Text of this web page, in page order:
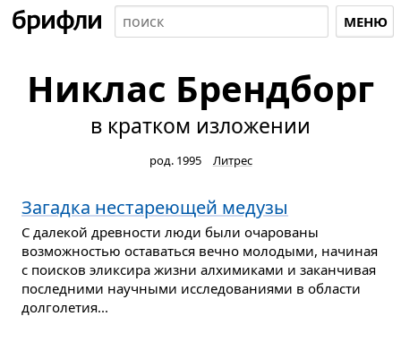
МЕНЮ
Никлас Брендборг
в кратком изложении
род. 1995 Литрес
Загадка нестареющей медузы
С далекой древности люди были очарованы
возможностью оставаться вечно молодыми, начиная
с поисков эликсира жизни алхимиками и заканчивая
последними научными исследованиями в области
долголетия...